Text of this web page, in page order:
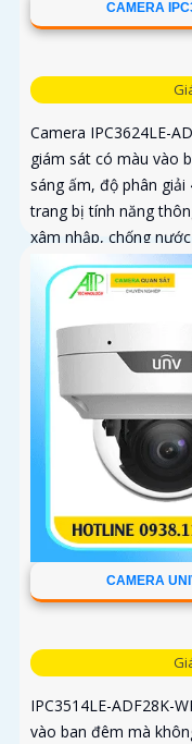
CAMERA
Camera IPC3624LE-
giám sát có màu vào
sáng ấm, độ phân
trang bị tính năng
xâm nhập, chống
CAMERA
IPC3514LE-ADF28K-
vào ban đêm mà